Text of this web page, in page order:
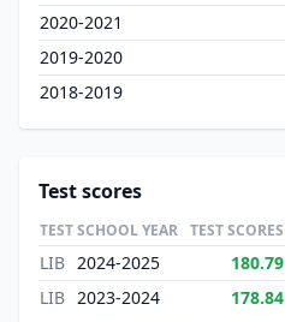
2020-2021
2019-2020
2018-2019
Test scores
TESTSCHOOL YEAR TEST SCORES
LIB 2024-2025 180.79
LIB 2023-2024 178.84